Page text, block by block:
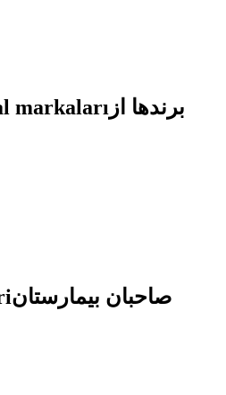
markaları برندها از
صاحبان بیمارستان